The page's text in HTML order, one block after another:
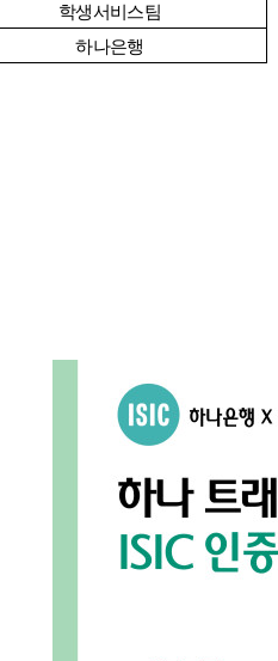
학생서비스팀
하나은행